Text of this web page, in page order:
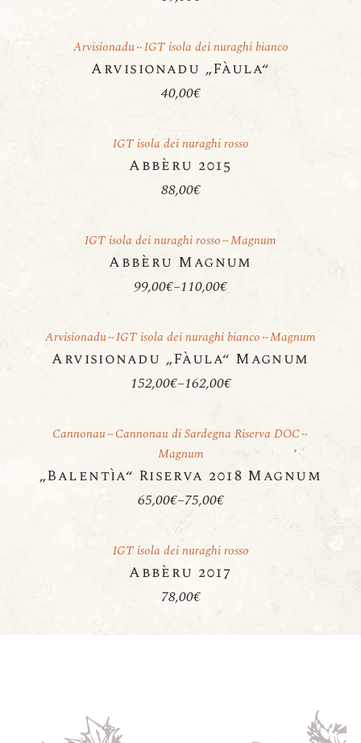
Arvisionadu IGT isola dei nuraghi bianco
Arvisionadu „Fàula“
40,00€
IGT isola dei nuraghi rosso
Abbèru 2015
88,00€
IGT isola dei nuraghi rosso Magnum
Abbèru Magnum
99,00€–110,00€
Preisspanne:
110,00€
Arvisionadu IGT isola dei nuraghi bianco Magnum
Arvisionadu „Fàula“ Magnum
152,00€–162,00€
Preisspanne:
162,00€
Cannonau Cannonau di Sardegna Riserva DOC
Magnum
„Balentìa“ Riserva 2018 Magnum
65,00€–75,00€
Preisspanne:
75,00€
IGT isola dei nuraghi rosso
Abbèru 2017
78,00€